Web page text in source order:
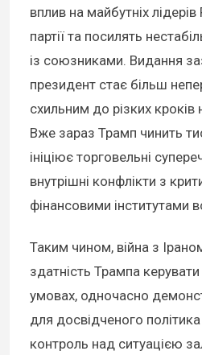
вплив на майбутніх
партії та посилять
із союзниками. Видання
президент стає більш
схильним до різких кроків
Вже зараз Трамп чинить
ініціює торговельні
внутрішні конфлікти з
фінансовими інститутами
Таким чином, війна з
здатність Трампа
умовах, одночасно
для досвідченого
контроль над ситуацією